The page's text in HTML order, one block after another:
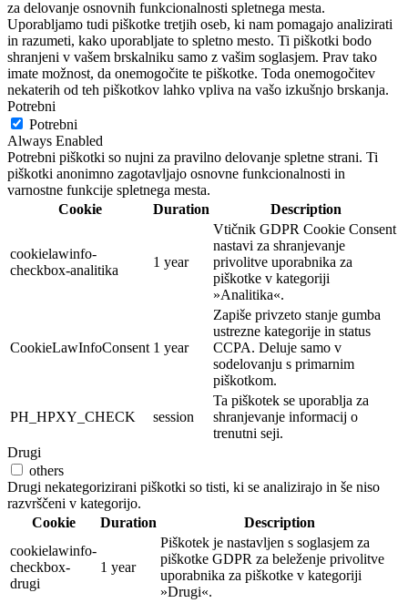
za delovanje osnovnih funkcionalnosti spletnega mesta.
Uporabljamo tudi piškotke tretjih oseb, ki nam pomagajo analizirati
in razumeti, kako uporabljate to spletno mesto. Ti piškotki bodo
shranjeni v vašem brskalniku samo z vašim soglasjem. Prav tako
imate možnost, da onemogočite te piškotke. Toda onemogočitev
nekaterih od teh piškotkov lahko vpliva na vašo izkušnjo brskanja.
Potrebni
Potrebni
Always Enabled
Potrebni piškotki so nujni za pravilno delovanje spletne strani. Ti
piškotki anonimno zagotavljajo osnovne funkcionalnosti in
varnostne funkcije spletnega mesta.
Cookie
Duration Description
cookielawinfo-
checkbox-analitika
1 year
Vtičnik GDPR Cookie Consent
nastavi za shranjevanje
privolitve uporabnika za
piškotke v kategoriji
»Analitika«.
CookieLawInfoConsent 1 year
Zapiše privzeto stanje gumba
ustrezne kategorije in status
CCPA. Deluje samo v
sodelovanju s primarnim
piškotkom.
PH_HPXY_CHECK session
Ta piškotek se uporablja za
shranjevanje informacij o
trenutni seji.
Drugi
others
Drugi nekategorizirani piškotki so tisti, ki se analizirajo in še niso
razvrščeni v kategorijo.
Cookie
Duration
Description
cookielawinfo-
checkbox-
drugi
1 year
Piškotek je nastavljen s soglasjem za
piškotke GDPR za beleženje privolitve
uporabnika za piškotke v kategoriji
»Drugi«.